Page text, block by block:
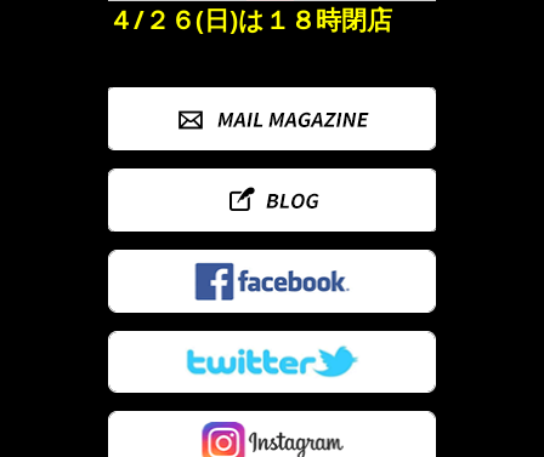
４/２６(日)は１８時閉店